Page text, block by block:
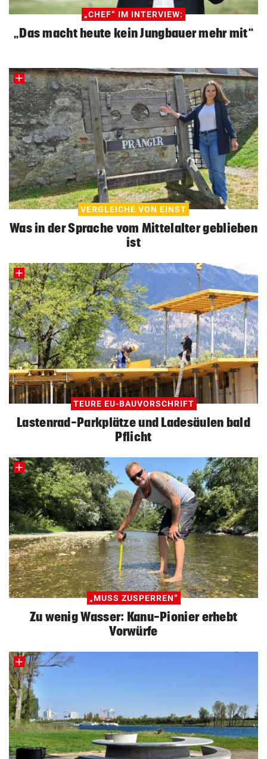
„CHEF“ IM INTERVIEW:
„Das macht heute kein Jungbauer mehr mit“
VERGLEICHE VON EINST
Was in der Sprache vom Mittelalter geblieben
ist
TEURE EU-BAUVORSCHRIFT
Lastenrad-Parkplätze und Ladesäulen bald
Pflicht
„MUSS ZUSPERREN“
Zu wenig Wasser: Kanu-Pionier erhebt
Vorwürfe